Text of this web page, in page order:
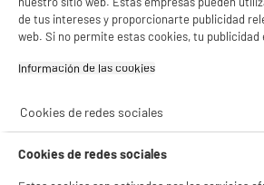
3
más bajo
diferencia X2
de tus intereses y proporcionarte publicidad
web. Si no permite estas cookies, tu
Información de las cookies‎
Cookies de redes sociales
Cookies de redes sociales